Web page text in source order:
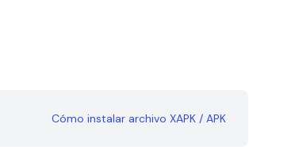
Cómo instalar archivo XAPK / APK